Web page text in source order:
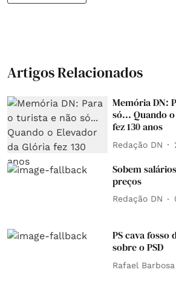
Artigos Relacionados
Memória DN:
só... Quando
fez 130 anos
Redação DN
Sobem
preços
Redação DN
PS cava fosso
sobre o PSD
Rafael Barbosa